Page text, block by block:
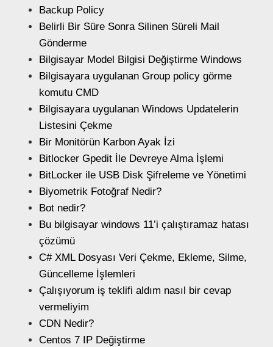
Backup Policy
Belirli Bir Süre Sonra Silinen Süreli Mail
Gönderme
Bilgisayar Model Bilgisi Değiştirme Windows
Bilgisayara uygulanan Group policy görme
komutu CMD
Bilgisayara uygulanan Windows Updatelerin
Listesini Çekme
Bir Monitörün Karbon Ayak İzi
Bitlocker Gpedit İle Devreye Alma İşlemi
BitLocker ile USB Disk Şifreleme ve Yönetimi
Biyometrik Fotoğraf Nedir?
Bot nedir?
Bu bilgisayar windows 11’i çalıştıramaz hatası
çözümü
C# XML Dosyası Veri Çekme, Ekleme, Silme,
Güncelleme İşlemleri
Çalışıyorum iş teklifi aldım nasıl bir cevap
vermeliyim
CDN Nedir?
Centos 7 IP Değiştirme